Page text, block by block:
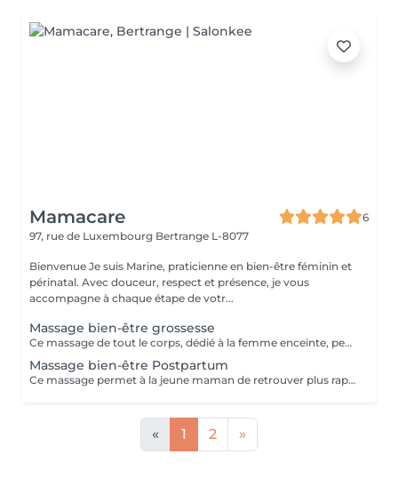
Mamacare
6
97, rue de Luxembourg Bertrange L-8077
Bienvenue Je suis Marine, praticienne en bien-être féminin et
périnatal. Avec douceur, respect et présence, je vous
accompagne à chaque étape de votr...
Massage bien-être grossesse
Ce massage de tout le corps, dédié à la femme enceinte, permet de soulager les maux de la grossesse et de détendre le corps et l'esprit. Il permet d'apprivoiser en douceur les lignes d'un corps en transformation, de se préparer en toute sérénité à l'accouchement et à la maternité. Mélange de techniques de massage bien-être et de points énergétiques, ce massage s'adapte aux besoins spécifiques de chaque femme et de chaque étape de la grossesse : le choix des manuvres est personnalisé pour créer un moment de détente unique. Ce massage peut se pratiquer à partir du 2e trimestre de grossesse. La séance est composée d'un temps d'échange, pour que nous fassions connaissance et que vous puissiez me communiquer vos besoins, puis du massage en lui-même, qui dure environ 50 minutes.
Massage bien-être Postpartum
Ce massage permet à la jeune maman de retrouver plus rapidement son équilibre, en apportant une sensation de bien-être intense, de la tête aux pieds. Grâce à un protocole unique mêlant techniques de massage bien-être et points d'acupression de médecine chinoise, ce massage réunifie et rééquilibre l'énergie du bassin, replace doucement les organes du ventre, stimule la vitalité, soulage les tensions et décongestionne les jambes lourdes. Il apaise le stress, permet de ressentir les contours de son corps en douceur et de s'y sentir bien. Ce massage s'adapte et se module selon les besoins : le choix des manuvres est personnalisé afin de répondre au mieux aux besoins spécifiques de chaque cliente. EN OPTION : Le serrage à l'aide d'un rebozo (tissu au tissage particulier, venant du Mexique) permet notamment au bassin de se replacer doucement, de soulager les douleurs ligamentaires ou articulaires résiduelles de la grossesse, et aide les organes et l'utérus à reprendre leur taille et position initiales.
« 1 2 »